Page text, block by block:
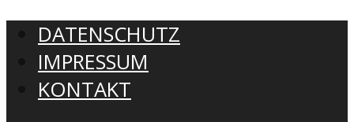
DATENSCHUTZ
IMPRESSUM
KONTAKT